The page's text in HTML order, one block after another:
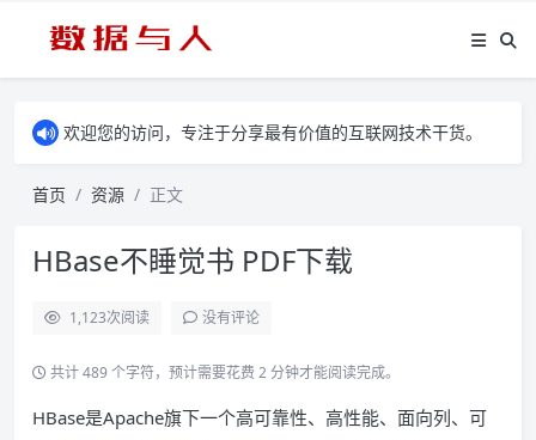
欢迎您的访问，专注于分享最有价值的互联网技术干货。
首页 资源 正文
HBase不睡觉书 PDF下载
1,123次阅读 没有评论
共计 489 个字符，预计需要花费 2 分钟才能阅读完成。
HBase是Apache旗下一个高可靠性、高性能、面向列、可